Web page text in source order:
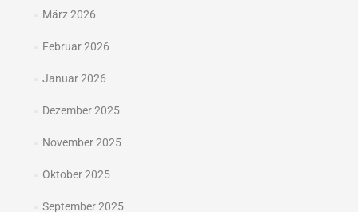
März 2026
Februar 2026
Januar 2026
Dezember 2025
November 2025
Oktober 2025
September 2025